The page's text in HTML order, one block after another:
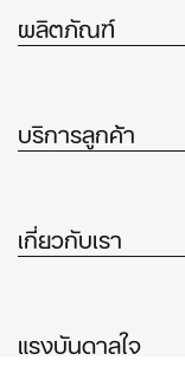
ผลิตภัณฑ์
บริการลูกค้า
เกี่ยวกับเรา
แรงบันดาลใจ